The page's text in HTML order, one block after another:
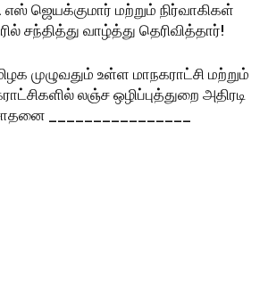
எஸ் ஜெயக்குமார் மற்றும் நிர்வாகிகள்
சந்தித்து வாழ்த்து தெரிவித்தார்!
முழுவதும் உள்ள மாநகராட்சி மற்றும்
லஞ்ச ஒழிப்புத்துறை அதிரடி
________________